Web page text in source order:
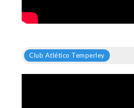
Club Atlético Temperley